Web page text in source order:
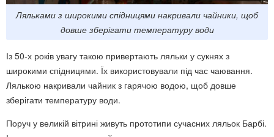
Ляльками з широкими спідницями накривали чайники, щоб
довше зберігати температуру води
Із 50-х років увагу такою привертають ляльки у сукнях з
широкими спідницями. Їх використовували під час чаювання.
Лялькою накривали чайник з гарячою водою, щоб довше
зберігати температуру води.
Поруч у великій вітрині живуть прототипи сучасних ляльок Барбі.